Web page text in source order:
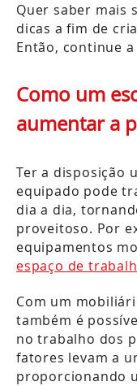
Quer saber mais
dicas a fim de
Então, continue
Como um
aumentar a
Ter a disposição
equipado pode
dia a dia,
proveitoso. Por
equipamentos
espaço de
Com um
também é
no trabalho dos
fatores levam a
proporcionando